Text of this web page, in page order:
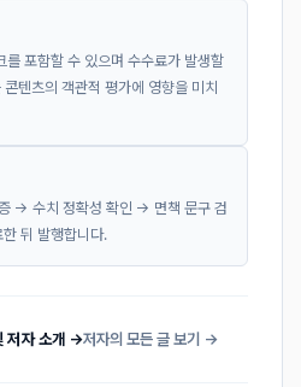
를 포함할 수 있으며 수수료가 발생할
텐츠의 객관적 평가에 영향을 미치
→ 수치 정확성 확인 → 면책 문구 검
뒤 발행합니다.
저자 소개 →저자의 모든 글 보기 →